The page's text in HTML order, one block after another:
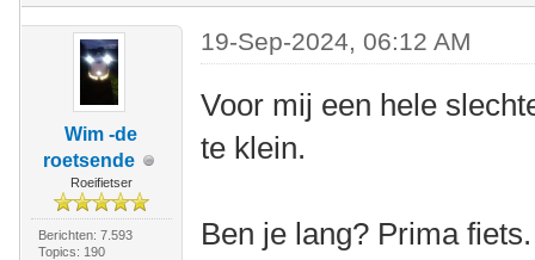
Wim -de
roetsende
Roeifietser
Berichten: 7.593
Topics: 190
19-Sep-2024, 06:12 AM
Voor mij een hele
te klein.
Ben je lang? Prima fiets.